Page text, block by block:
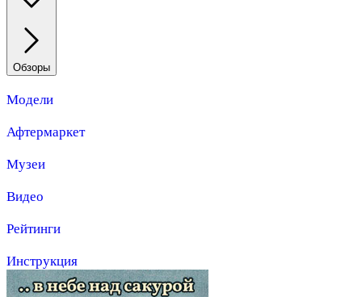
Обзоры
Модели
Афтермаркет
Музеи
Видео
Рейтинги
Инструкция